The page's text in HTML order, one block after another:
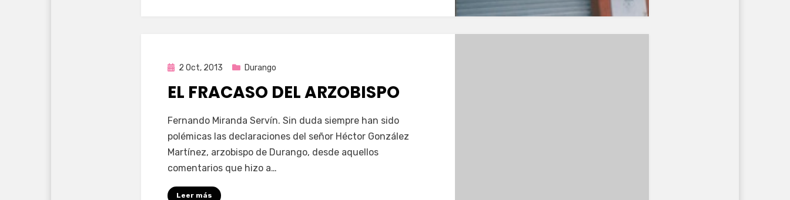
Publicada
2 Oct, 2013 Durango
EL FRACASO DEL ARZOBISPO
porEnrique
Fernando Miranda Servín. Sin duda siempre han sido
polémicas las declaraciones del señor Héctor González
Martínez, arzobispo de Durango, desde aquellos
comentarios que hizo a…
Leer más